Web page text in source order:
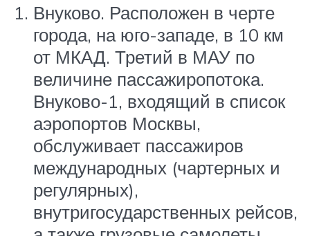
Внуково. Расположен в черте
города, на юго-западе, в 10 км
от МКАД. Третий в МАУ по
величине пассажиропотока.
Внуково-1, входящий в список
аэропортов Москвы,
обслуживает пассажиров
международных (чартерных и
регулярных),
внутригосударственных рейсов,